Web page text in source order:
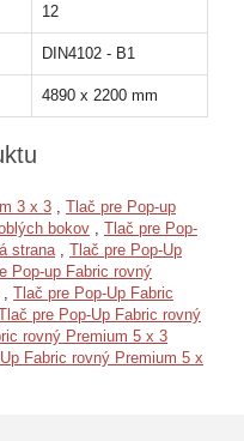
12
DIN4102 - B1
4890 x 2200 mm
3 x 3
Tlač pre Pop-up
bokov
Tlač pre Pop-
strana
Tlač pre Pop-Up
Pop-up Fabric rovný
Tlač pre Pop-Up Fabric
pre Pop-Up Fabric rovný
rovný Premium 5 x 3
Fabric rovný Premium 5 x